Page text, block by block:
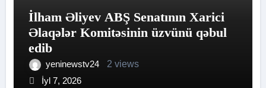
İlham Əliyev ABŞ Senatının Xarici
Əlaqələr Komitəsinin üzvünü qəbul
edib
yeninewstv24
2 views
İyl 7, 2026